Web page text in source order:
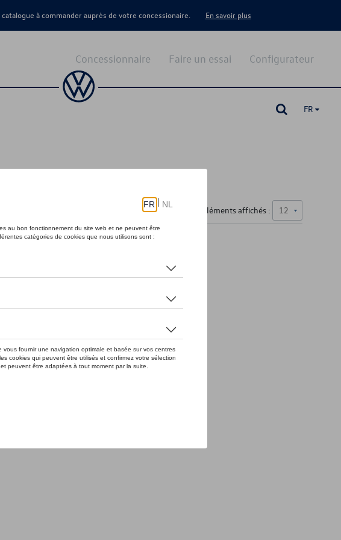
à commander auprès de votre concessionaire. En savoir plus
Configurateur
Faire un essai
Concessionnaire
FR
Nombre d'éléments affichés :